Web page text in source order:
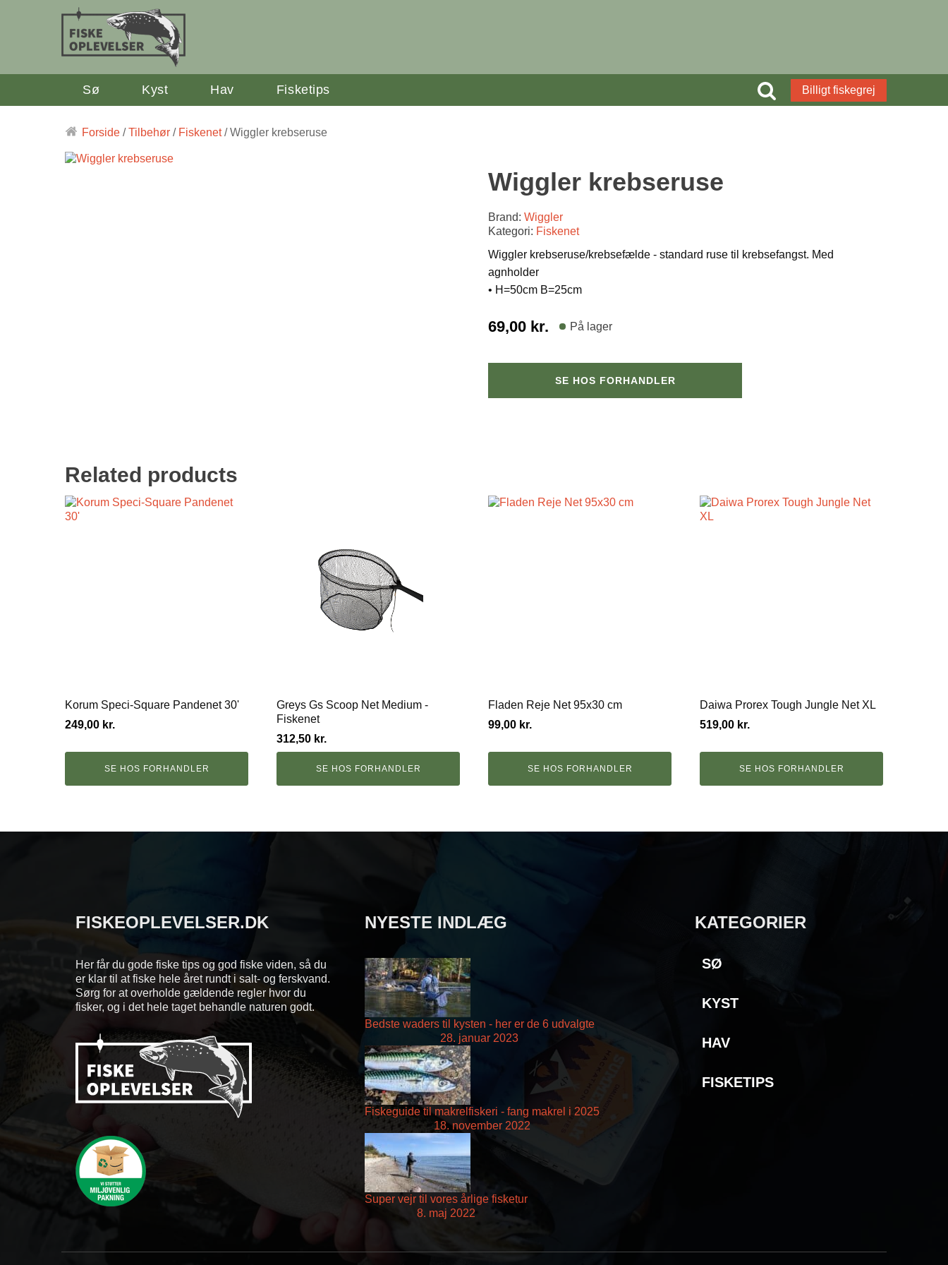
Sø Kyst Hav Fisketips Billigt fiskegrej
Forside /Tilbehør / Fiskenet/ Wiggler krebseruse
Wiggler krebseruse
Brand: Wiggler
Kategori: Fiskenet
Wiggler krebseruse/krebsefælde - standard ruse til krebsefangst. Med
agnholder
• H=50cm B=25cm
69,00 kr. På lager
SE HOS FORHANDLER
Related products
Korum Speci-Square Pandenet 30'
249,00 kr.
SE HOS FORHANDLER
Greys Gs Scoop Net Medium -
Fiskenet
312,50 kr.
SE HOS FORHANDLER
Fladen Reje Net 95x30 cm
99,00 kr.
SE HOS FORHANDLER
Daiwa Prorex Tough Jungle Net XL
519,00 kr.
SE HOS FORHANDLER
FISKEOPLEVELSER.DK
Her får du gode fiske tips og god fiske viden, så du
er klar til at fiske hele året rundt i salt- og ferskvand.
Sørg for at overholde gældende regler hvor du
fisker, og i det hele taget behandle naturen godt.
NYESTE INDLÆG
Bedste waders til kysten - her er de 6 udvalgte
28. januar 2023
Fiskeguide til makrelfiskeri - fang makrel i 2025
18. november 2022
Super vejr til vores årlige fisketur
8. maj 2022
KATEGORIER
SØ
KYST
HAV
FISKETIPS